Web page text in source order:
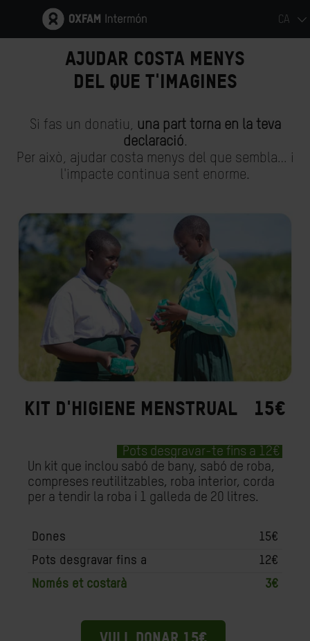
CA
AJUDAR COSTA MENYS
DEL QUE T'IMAGINES
Si fas un donatiu, una part torna en la teva
declaració.
Per això, ajudar costa menys del que sembla… i
l'impacte continua sent enorme.
KIT D'HIGIENE MENSTRUAL 15€
Pots desgravar-te fins a 12€
Un kit que inclou sabó de bany, sabó de roba,
compreses reutilitzables, roba interior, corda
per a tendir la roba i 1 galleda de 20 litres.
Dones
15€
Pots desgravar fins a
12€
Només et costarà
3€